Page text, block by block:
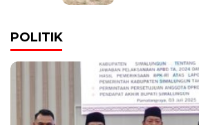
POLITIK